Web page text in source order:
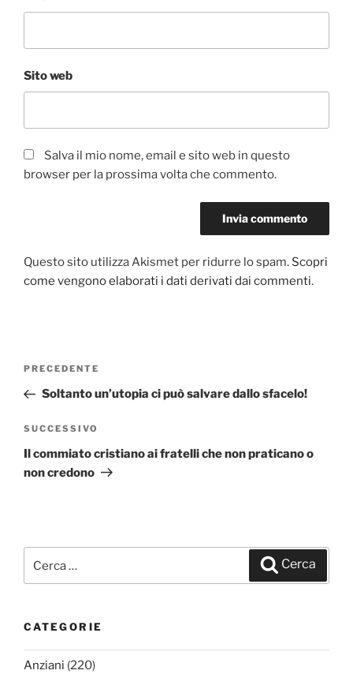
Sito web
Salva il mio nome, email e sito web in questo
browser per la prossima volta che commento.
Questo sito utilizza Akismet per ridurre lo spam. Scopri
come vengono elaborati i dati derivati dai commenti.
Navigazione
Articolo
precedente:
PRECEDENTE
Soltanto un’utopia ci può salvare dallo sfacelo!
Articolo
successivo
SUCCESSIVO
Il commiato cristiano ai fratelli che non praticano o
non credono
Cerca
CATEGORIE
Anziani (220)